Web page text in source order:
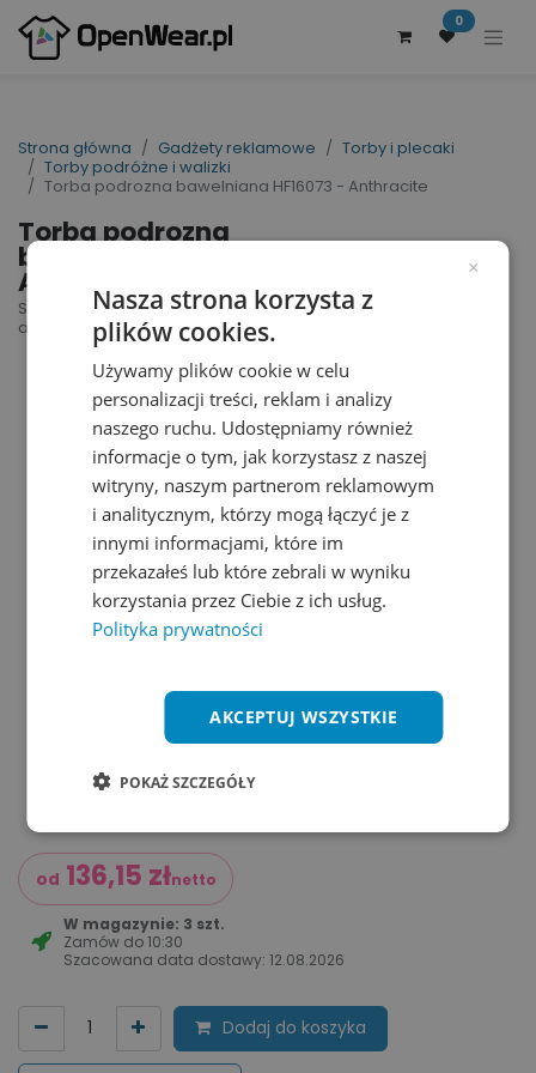
0
Strona główna Gadżety reklamowe
Torby i plecaki
Torby podróżne i walizki
Torba podrozna bawelniana HF16073 - Anthracite
Torba podrozna
bawelniana HF16073 -
Anthracite
Sport/Travel Bag Country | nr art.: HF16073 | nr
art. producenta: 1816073
od 136,15 złnetto
W magazynie: 3 szt.
Zamów do10:30
Szacowana data dostawy:12.08.2026
Dodaj do koszyka
×
Nasza strona korzysta z
plików cookies.
Używamy plików cookie w celu
personalizacji treści, reklam i analizy
naszego ruchu. Udostępniamy również
informacje o tym, jak korzystasz z naszej
witryny, naszym partnerom reklamowym
i analitycznym, którzy mogą łączyć je z
innymi informacjami, które im
przekazałeś lub które zebrali w wyniku
korzystania przez Ciebie z ich usług.
Polityka prywatności
AKCEPTUJ WSZYSTKIE
POKAŻ SZCZEGÓŁY